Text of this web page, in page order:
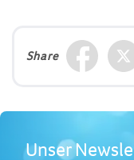
Share
Unser